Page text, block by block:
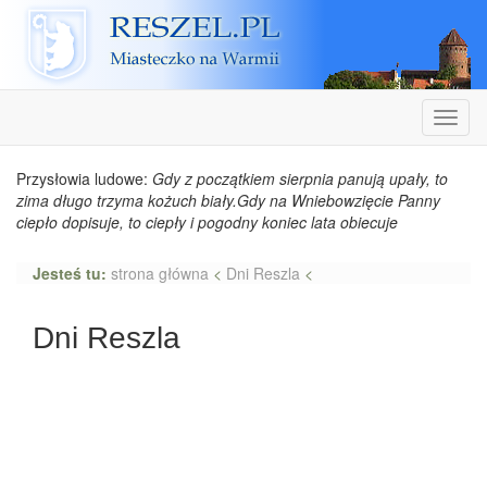
Reszel
Przysłowia ludowe: Gdy z początkiem sierpnia panują upały, to
zima długo trzyma kożuch biały.Gdy na Wniebowzięcie Panny
ciepło dopisuje, to ciepły i pogodny koniec lata obiecuje
Jesteś tu: strona główna < Dni Reszla <
Dni Reszla